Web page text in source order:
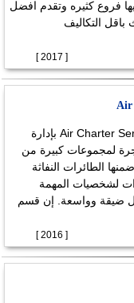
فروع كثيره وتقدم افضل
باقل التكاليف
[ 2017 ]
Air
تقوم شركة Air Charter Service بإدارة
لمجموعات كبيرة من
الطائرات النفاثة
لشخصيات المهمة
ضيقة وواسعة. إن قسم
[ 2016 ]